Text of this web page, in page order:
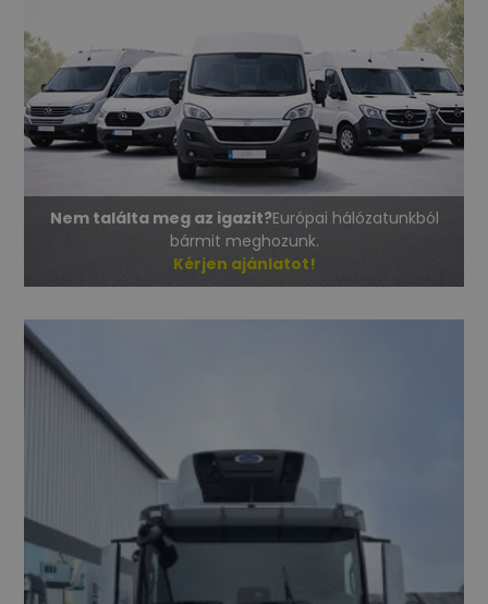
Nem találta meg az igazit?Európai hálózatunkból
bármit meghozunk.
Kérjen ajánlatot!